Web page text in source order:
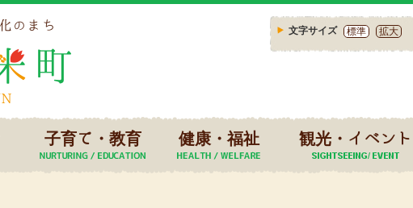
文字サイズ 標準 拡大
子育て・教育 健康・福祉 観光・イベント